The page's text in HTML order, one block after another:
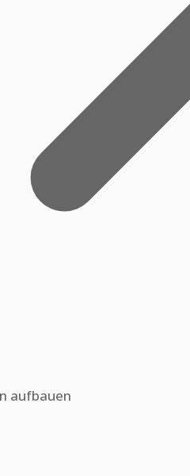
aufbauen